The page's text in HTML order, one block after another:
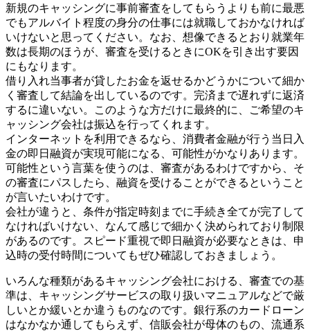
新規のキャッシングに事前審査をしてもらうよりも前に最悪
でもアルバイト程度の身分の仕事には就職しておかなければ
いけないと思ってください。なお、想像できるとおり就業年
数は長期のほうが、審査を受けるときにOKを引き出す要因
にもなります。
借り入れ当事者が貸したお金を返せるかどうかについて細か
く審査して結論を出しているのです。完済まで遅れずに返済
するに違いない。このような方だけに最終的に、ご希望のキ
ャッシング会社は振込を行ってくれます。
インターネットを利用できるなら、消費者金融が行う当日入
金の即日融資が実現可能になる、可能性がかなりあります。
可能性という言葉を使うのは、審査があるわけですから、そ
の審査にパスしたら、融資を受けることができるということ
が言いたいわけです。
会社が違うと、条件が指定時刻までに手続き全てが完了して
なければいけない、なんて感じで細かく決められており制限
があるのです。スピード重視で即日融資が必要なときは、申
込時の受付時間についてもぜひ確認しておきましょう。
いろんな種類があるキャッシング会社における、審査での基
準は、キャッシングサービスの取り扱いマニュアルなどで厳
しいとか緩いとか違うものなのです。銀行系のカードローン
はなかなか通してもらえず、信販会社が母体のもの、流通系